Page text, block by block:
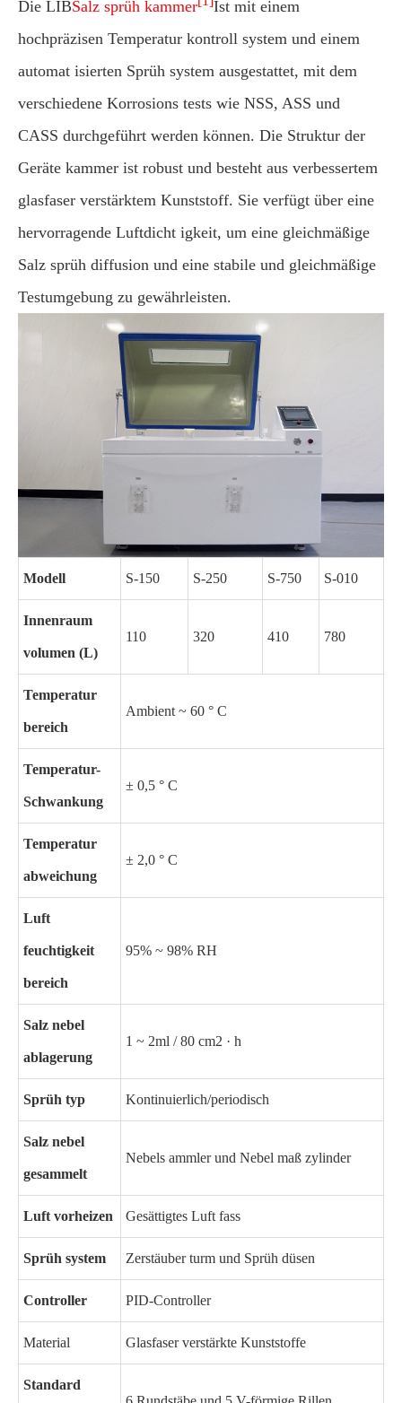
Die LIBSalz sprüh kammer
Ist mit einem
hochpräzisen Temperatur kontroll system und einem
automat isierten Sprüh system ausgestattet, mit dem
verschiedene Korrosions tests wie NSS, ASS und
CASS durchgeführt werden können. Die Struktur der
Geräte kammer ist robust und besteht aus verbessertem
glasfaser verstärktem Kunststoff. Sie verfügt über eine
hervorragende Luftdicht igkeit, um eine gleichmäßige
Salz sprüh diffusion und eine stabile und gleichmäßige
Testumgebung zu gewährleisten.
Modell S-150 S-250 S-750 S-010
Innenraum
volumen (L)
110 320 410 780
Temperatur
bereich
Ambient ~ 60 ° C
Temperatur-
Schwankung
± 0,5 ° C
Temperatur
abweichung
± 2,0 ° C
Luft
feuchtigkeit
bereich
95% ~ 98% RH
Salz nebel
ablagerung
1 ~ 2ml / 80 cm2 · h
Sprüh typ Kontinuierlich/periodisch
Salz nebel
gesammelt
Nebels ammler und Nebel maß zylinder
Luft vorheizen Gesättigtes Luft fass
Sprüh system Zerstäuber turm und Sprüh düsen
Controller PID-Controller
Material Glasfaser verstärkte Kunststoffe
Standard